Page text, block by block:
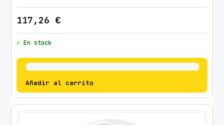
117,26 €
✓ En stock
Añadir al carrito